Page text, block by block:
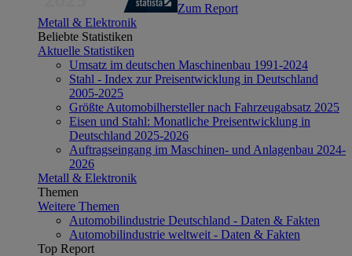
Zum Report
Metall & Elektronik
Beliebte Statistiken
Aktuelle Statistiken
Umsatz im deutschen Maschinenbau 1991-2024
Stahl - Index zur Preisentwicklung in Deutschland
2005-2025
Größte Automobilhersteller nach Fahrzeugabsatz 2025
Eisen und Stahl: Monatliche Preisentwicklung in
Deutschland 2025-2026
Auftragseingang im Maschinen- und Anlagenbau 2024-
2026
Metall & Elektronik
Themen
Weitere Themen
Automobilindustrie Deutschland - Daten & Fakten
Automobilindustrie weltweit - Daten & Fakten
Top Report